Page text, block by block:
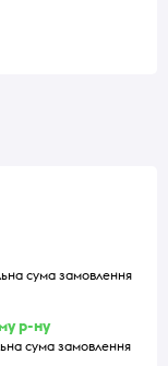
сума замовлення
р-ну
сума замовлення